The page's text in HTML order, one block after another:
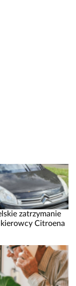
zatrzymanie
Citroena